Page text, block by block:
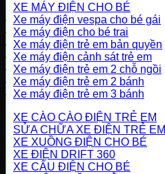
XE MÁY ĐIỆN CHO BÉ
Xe máy điện vespa cho bé gái
Xe máy điện cho bé trai
Xe máy điện trẻ em bản quyền
Xe máy điện cảnh sát trẻ em
Xe máy điện trẻ em 2 chỗ ngồi
Xe máy điện trẻ em 2 bánh
Xe máy điện trẻ em 3 bánh
XE CÀO CÀO ĐIỆN TRẺ EM
SỬA CHỮA XE ĐIỆN TRẺ EM
XE XUỒNG ĐIỆN CHO BÉ
XE ĐIỆN DRIFT 360
XE CẨU ĐIỆN CHO BÉ